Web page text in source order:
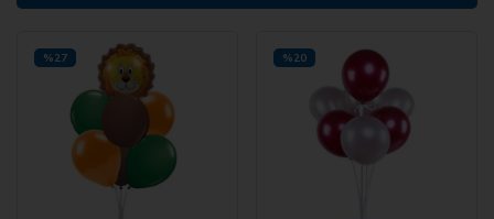
%27 %20